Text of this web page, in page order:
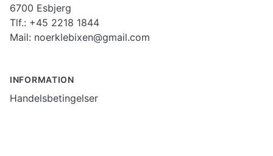
6700 Esbjerg
Tlf.: +45 2218 1844
Mail: noerklebixen@gmail.com
INFORMATION
Handelsbetingelser